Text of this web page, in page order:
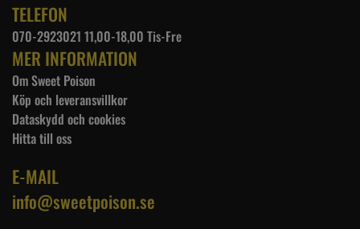
TELEFON
070-2923021 11,00-18,00 Tis-Fre
MER INFORMATION
Om Sweet Poison
Köp och leveransvillkor
Dataskydd och cookies
Hitta till oss
E-MAIL
info@sweetpoison.se